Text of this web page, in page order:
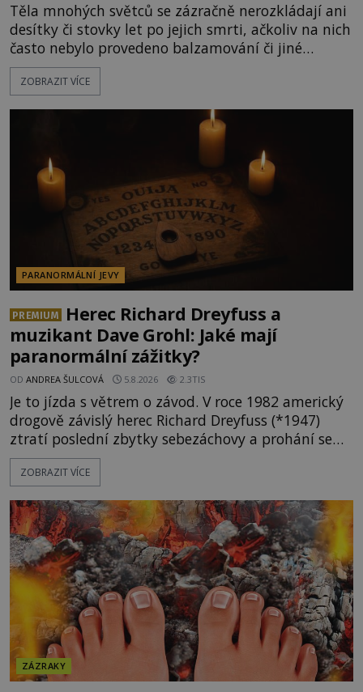
Těla mnohých světců se zázračně nerozkládají ani
desítky či stovky let po jejich smrti, ačkoliv na nich
často nebylo provedeno balzamování či jiné
pokusy o konzervaci. Neporušené ostatky bývají
považovány za důkaz svatosti zemřelých. Jaké
ZOBRAZIT VÍCE
PARANORMÁLNÍ JEVY
PREMIUM
Herec Richard Dreyfuss a
muzikant Dave Grohl: Jaké mají
paranormální zážitky?
OD ANDREA ŠULCOVÁ 5.8.2026 2.3TIS
Je to jízda s větrem o závod. V roce 1982 americký
drogově závislý herec Richard Dreyfuss (*1947)
ztratí poslední zbytky sebezáchovy a prohání se
po silnicích ve svém mercedesu jako utržený ze
řetězu. Vše vyvrcholí katastrofou, když to Dreyfuss
následně nalezne schovaný kokain. Tímto
momentem se slavnému
ZOBRAZIT VÍCE
ZÁZRAKY